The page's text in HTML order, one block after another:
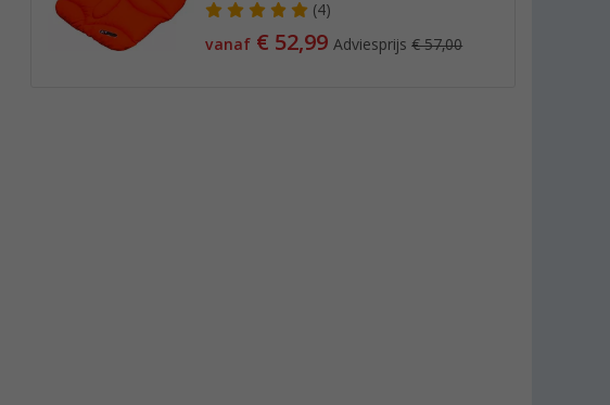
(4)
vanaf € 52,99Adviesprijs€ 57,00
127,- € 4,99 €
Adviesprijs 9,99 €